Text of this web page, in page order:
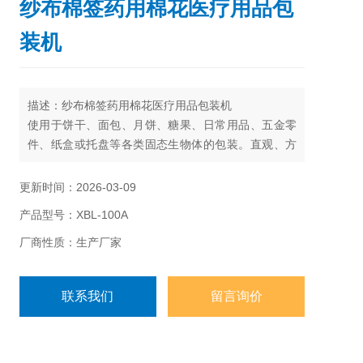
纱布棉签药用棉花医疗用品包
装机
描述：纱布棉签药用棉花医疗用品包装机
使用于饼干、面包、月饼、糖果、日常用品、五金零
件、纸盒或托盘等各类固态生物体的包装。直观、方
更新时间：2026-03-09
产品型号：XBL-100A
厂商性质：生产厂家
联系我们 留言询价